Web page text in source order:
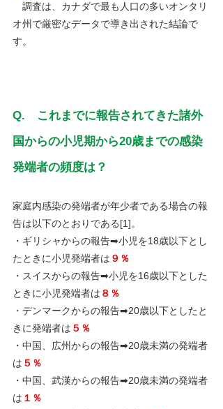
調査は、カナダで最も人口の多いオンタリ
オ州で厳密なデータで導き出された結論で
す。
Q.　これまでに報告されてきた諸外
国からの小児期から20歳までの感染
発端者の頻度は？
家庭内感染の発端者が年少者である場合の報
告は以下のとおりである[1]。
・ギリシャからの報告➡小児を18歳以下とし
たときに小児発端者は ９％
・スイスからの報告➡小児を16歳以下とした
ときに小児発端者は ８％
・デンマークからの報告➡20歳以下としたと
きに発端者は ５％
・中国、広州からの報告➡20歳未満の発端者
は ５％
・中国、武漢からの報告➡20歳未満の発端者
は １％